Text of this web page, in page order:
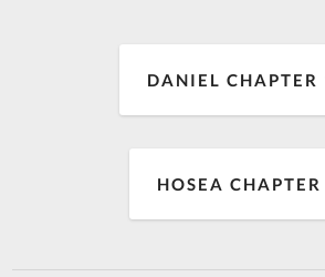
DANIEL CHAPTER
HOSEA CHAPTER